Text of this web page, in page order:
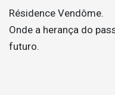
Résidence Vendôme.
Onde a herança do
futuro.